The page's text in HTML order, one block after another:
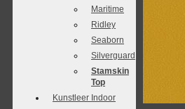
Maritime
Ridley
Seaborn
Silverguard
Stamskin
Top
Kunstleer Indoor